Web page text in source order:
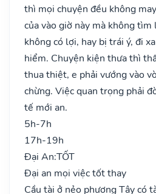
thì mọi chuyện đều không
của vào giờ này mà không tìm
không có lợi, hay bị trái ý, đi
hiểm. Chuyện kiện thưa thì
thua thiệt, e phải vướng vào
chừng. Việc quan trọng phải
tế mới an.
5h-7h
17h-19h
Đại An:TỐT
Đại an mọi việc tốt thay
Cầu tài ở nẻo phương Tây có